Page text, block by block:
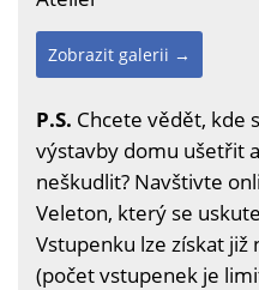
Zobrazit galerii →
P.S. Chcete vědět, kde
výstavby domu ušetřit
neškudlit? Navštivte
Veleton, který se
Vstupenku lze získat již
(počet vstupenek je